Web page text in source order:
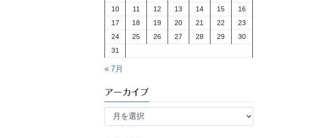
10
11 12 13 14 15
16
17
18 19 20 21 22
23
24
25 26 27 28 29
30
31
« 7月
アーカイブ
ア